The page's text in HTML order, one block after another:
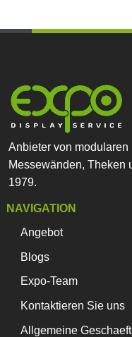
Anbieter von
Messewänden, Theken
1979.
NAVIGATION
Angebot
Blogs
Expo-Team
Kontaktieren Sie uns
Allgemeine